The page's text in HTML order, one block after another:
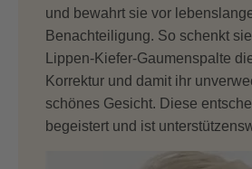
und bewahrt sie vor
Benachteiligung. So schenkt
Lippen-Kiefer-Gaumenspalte
Korrektur und damit ihr
schönes Gesicht. Diese
begeistert und ist